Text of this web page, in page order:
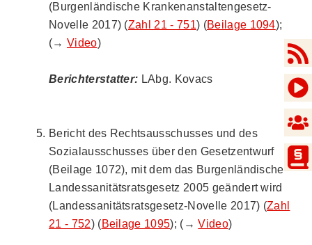
(Burgenländische Krankenanstaltengesetz-
Novelle 2017) (Zahl 21 - 751) (Beilage 1094);
(→ Video)
Berichterstatter: LAbg. Kovacs
Bericht des Rechtsausschusses und des
Sozialausschusses über den Gesetzentwurf
(Beilage 1072), mit dem das Burgenländische
Landessanitätsratsgesetz 2005 geändert wird
(Landessanitätsratsgesetz-Novelle 2017) (Zahl
21 - 752) (Beilage 1095); (→Video)